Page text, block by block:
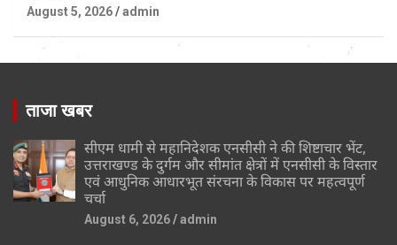
August 5, 2026 admin
ताजा खबर
सीएम धामी से महानिदेशक एनसीसी ने की शिष्टाचार भेंट,
उत्तराखण्ड के दुर्गम और सीमांत क्षेत्रों में एनसीसी के विस्तार
एवं आधुनिक आधारभूत संरचना के विकास पर महत्वपूर्ण
चर्चा
August 6, 2026 admin